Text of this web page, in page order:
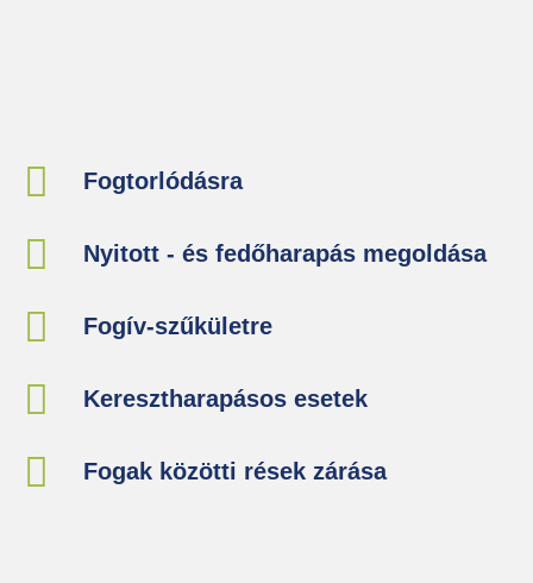
Fogtorlódásra
Nyitott - és fedőharapás megoldása
Fogív-szűkületre
Keresztharapásos esetek
Fogak közötti rések zárása